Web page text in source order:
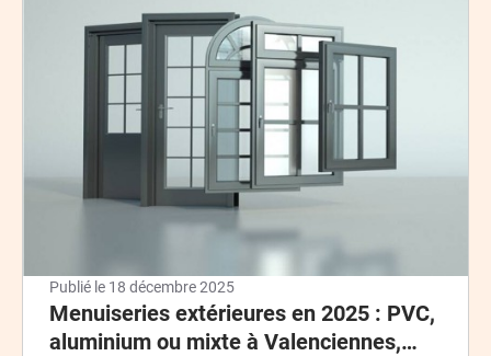
Publié le 18 décembre 2025
Menuiseries extérieures en 2025 : PVC,
aluminium ou mixte à Valenciennes,